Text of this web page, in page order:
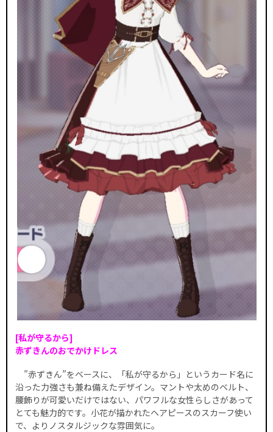
[私が守るから]
赤ずきんのおでかけドレス
”赤ずきん”をベースに、「私が守るから」というカード名に
沿った力強さも兼ね備えたデザイン。マントや太めのベルト、
腰飾りが可愛いだけではない、パワフルな女性らしさがあって
とても魅力的です。小花が描かれたヘアピースのスカーフ使い
で、よりノスタルジックな雰囲気に。